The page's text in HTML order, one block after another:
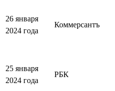
26 января
2024 года
Коммерсантъ
25 января
2024 года
РБК